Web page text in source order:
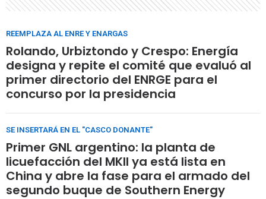
REEMPLAZA AL ENRE Y ENARGAS
Rolando, Urbiztondo y Crespo: Energía
designa y repite el comité que evaluó al
primer directorio del ENRGE para el
concurso por la presidencia
SE INSERTARÁ EN EL "CASCO DONANTE"
Primer GNL argentino: la planta de
licuefacción del MKII ya está lista en
China y abre la fase para el armado del
segundo buque de Southern Energy